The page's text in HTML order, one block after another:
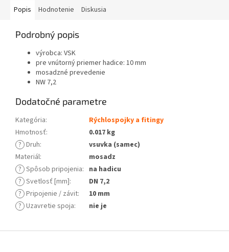
Popis Hodnotenie Diskusia
Podrobný popis
výrobca: VSK
pre vnútorný priemer hadice: 10 mm
mosadzné prevedenie
NW 7,2
Dodatočné parametre
Kategória:
Rýchlospojky a fitingy
Hmotnosť:
0.017 kg
? Druh:
vsuvka (samec)
Materiál:
mosadz
? Spôsob pripojenia: na hadicu
? Svetlosť [mm]:
DN 7,2
? Pripojenie / závit:
10 mm
? Uzavretie spoja: nie je